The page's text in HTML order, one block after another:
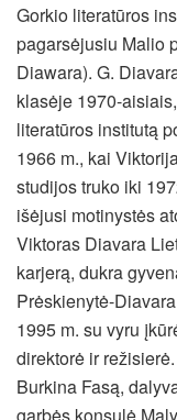
Gorkio literatūros
pagarsėjusiu Malio
Diawara). G.
klasėje 1970-
literatūros institutą
1966 m., kai
studijos truko iki
išėjusi motinystės
Viktoras Diavara
karjerą, dukra
Prėskienytė-
1995 m. su vyru
direktorė ir
Burkina Fasą,
garbės konsulė